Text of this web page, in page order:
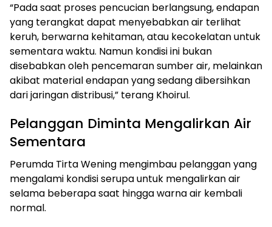
“Pada saat proses pencucian berlangsung, endapan
yang terangkat dapat menyebabkan air terlihat
keruh, berwarna kehitaman, atau kecokelatan untuk
sementara waktu. Namun kondisi ini bukan
disebabkan oleh pencemaran sumber air, melainkan
akibat material endapan yang sedang dibersihkan
dari jaringan distribusi,” terang Khoirul.
Pelanggan Diminta Mengalirkan Air
Sementara
Perumda Tirta Wening mengimbau pelanggan yang
mengalami kondisi serupa untuk mengalirkan air
selama beberapa saat hingga warna air kembali
normal.